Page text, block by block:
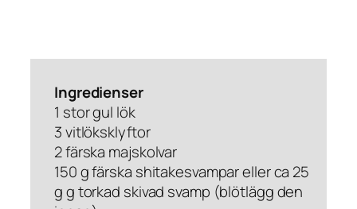
Ingredienser
1 stor gul lök
3 vitlöksklyftor
2 färska majskolvar
150 g färska shitakesvampar eller ca 25
g g torkad skivad svamp (blötlägg den